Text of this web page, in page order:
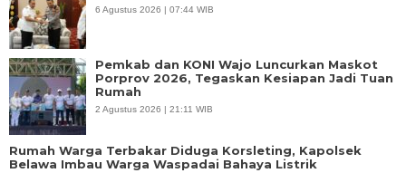
6 Agustus 2026 | 07:44 WIB
Pemkab dan KONI Wajo Luncurkan Maskot
Porprov 2026, Tegaskan Kesiapan Jadi Tuan
Rumah
2 Agustus 2026 | 21:11 WIB
Rumah Warga Terbakar Diduga Korsleting, Kapolsek
Belawa Imbau Warga Waspadai Bahaya Listrik